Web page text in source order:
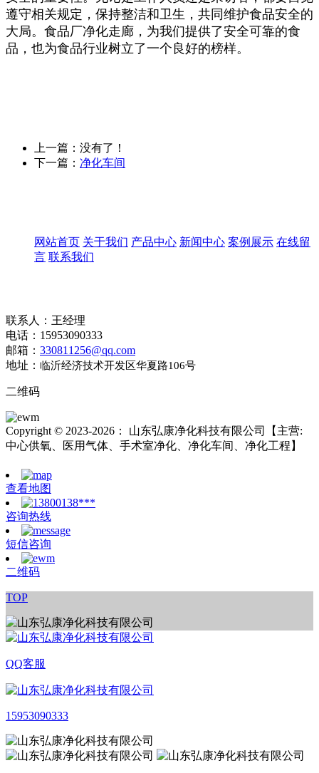
遵守相关规定，保持整洁和卫生，共同维护食品安全的
大局。食品厂净化走廊，为我们提供了安全可靠的食
品，也为食品行业树立了一个良好的榜样。
上一篇：没有了！
下一篇： 净化车间
网站首页 关于我们 产品中心 新闻中心 案例展示 在线留
言 联系我们
联系人：王经理
电话：15953090333
邮箱： 330811256@qq.com
地址： 临沂经济技术开发区华夏路106号
二维码
Copyright © 2023-2026： 山东弘康净化科技有限公司【主营:
中心供氧、医用气体、手术室净化、净化车间、净化工程】
查看地图
咨询热线
短信咨询
二维码
TOP
QQ客服
15953090333